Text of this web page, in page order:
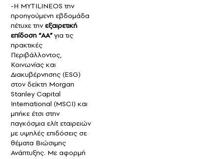
-Η MYTILINEOS την
προηγούμενη εβδομάδα
πέτυχε τηνεξαιρετική
επίδοση “AA”για τις
πρακτικές
Περιβάλλοντος,
Κοινωνίας και
Διακυβέρνησης (ESG)
στον δείκτη Morgan
Stanley Capital
International (MSCI) και
μπήκε έτσι στην
παγκόσμια ελίτ εταιρειών
με υψηλές επιδόσεις σε
θέματα Βιώσιμης
Ανάπτυξης. Με αφορμή